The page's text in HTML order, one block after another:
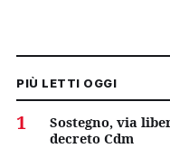
PIÙ LETTI OGGI
1
Sostegno, via
decreto Cdm